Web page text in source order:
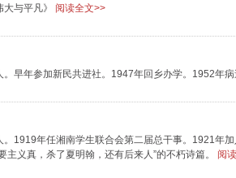
与平凡》
阅读全文>>
。早年参加新民共进社。1947年回乡办学。1952年
。1919年任湘南学生联合会第二届总干事。1921年
主义真，杀了夏明翰，还有后来人”的不朽诗篇。
阅